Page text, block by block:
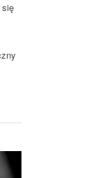
się